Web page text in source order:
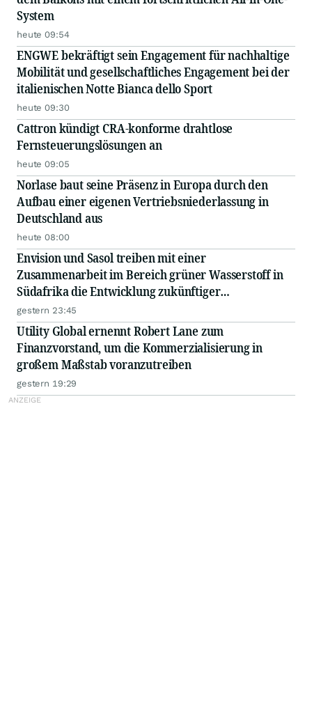
System
heute 09:54
ENGWE bekräftigt sein Engagement für nachhaltige
Mobilität und gesellschaftliches Engagement bei der
italienischen Notte Bianca dello Sport
heute 09:30
Cattron kündigt CRA-konforme drahtlose
Fernsteuerungslösungen an
heute 09:05
Norlase baut seine Präsenz in Europa durch den
Aufbau einer eigenen Vertriebsniederlassung in
Deutschland aus
heute 08:00
Envision und Sasol treiben mit einer
Zusammenarbeit im Bereich grüner Wasserstoff in
Südafrika die Entwicklung zukünftiger
Energiesysteme voran
gestern 23:45
Utility Global ernennt Robert Lane zum
Finanzvorstand, um die Kommerzialisierung in
großem Maßstab voranzutreiben
gestern 19:29